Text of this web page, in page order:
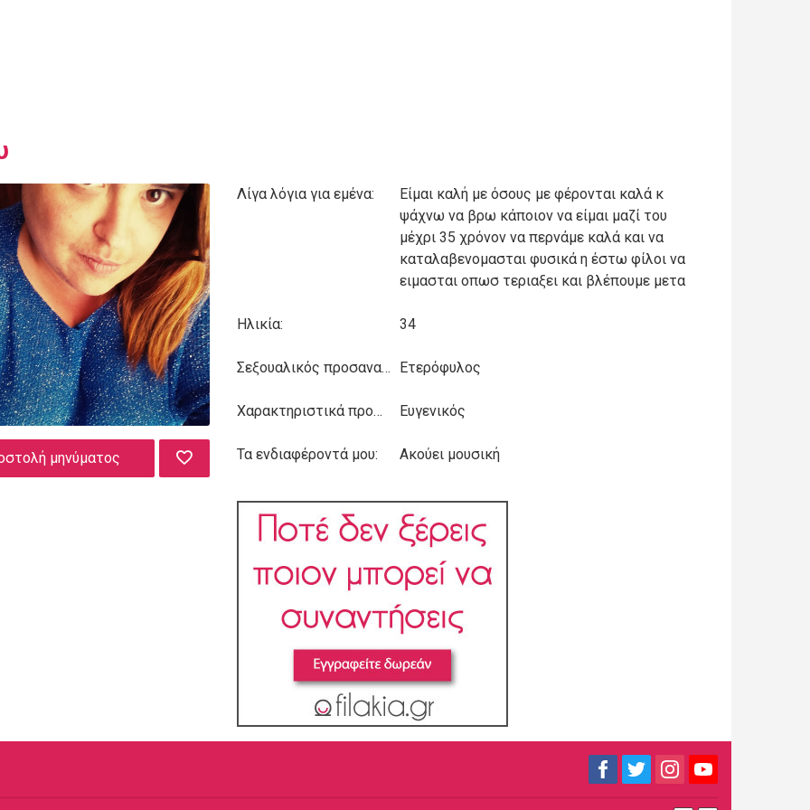
μηνύματος
Λίγα λόγια για εμένα:
Είμαι καλή με όσους με φέρονται καλά κ
ψάχνω να βρω κάποιον να είμαι μαζί του
μέχρι 35 χρόνον να περνάμε καλά και να
καταλαβενομασται φυσικά η έστω φίλοι να
ειμασται οπωσ τεριαξει και βλέπουμε μετα
Ηλικία: 34
Σεξουαλικός προσανατολισμός: Ετερόφυλος
Χαρακτηριστικά προσωπικότητας: Ευγενικός
Τα ενδιαφέροντά μου: Ακούει μουσική